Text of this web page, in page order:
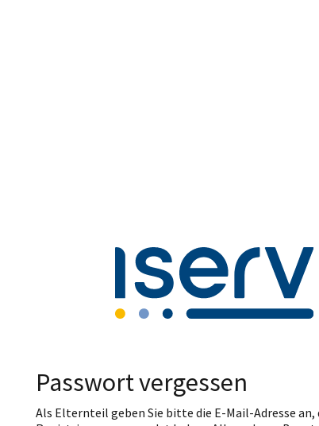
Passwort vergessen
Als Elternteil geben Sie bitte die E-Mail-Adresse an,